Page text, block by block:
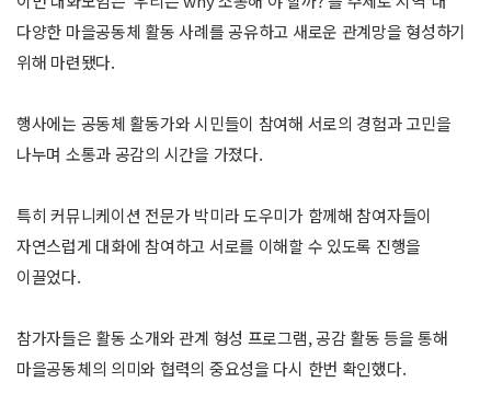
다양한 마을공동체 활동 사례를 공유하고 새로운 관계망을 형성하기
위해 마련됐다.
행사에는 공동체 활동가와 시민들이 참여해 서로의 경험과 고민을
나누며 소통과 공감의 시간을 가졌다.
특히 커뮤니케이션 전문가 박미라 도우미가 함께해 참여자들이
자연스럽게 대화에 참여하고 서로를 이해할 수 있도록 진행을
이끌었다.
참가자들은 활동 소개와 관계 형성 프로그램, 공감 활동 등을 통해
마을공동체의 의미와 협력의 중요성을 다시 한번 확인했다.